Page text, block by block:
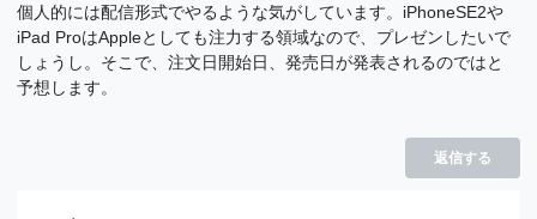
個人的には配信形式でやるような気がしています。iPhoneSE2や
iPad ProはAppleとしても注力する領域なので、プレゼンしたいで
しょうし。そこで、注文日開始日、発売日が発表されるのではと
予想します。
返信する